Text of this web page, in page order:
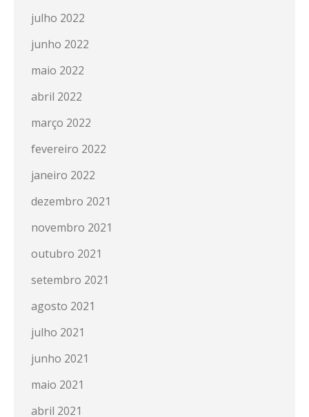
julho 2022
junho 2022
maio 2022
abril 2022
março 2022
fevereiro 2022
janeiro 2022
dezembro 2021
novembro 2021
outubro 2021
setembro 2021
agosto 2021
julho 2021
junho 2021
maio 2021
abril 2021